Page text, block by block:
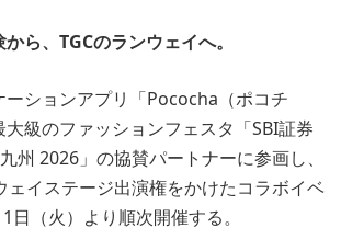
ら、TGCのランウェイへ。
ーションアプリ「Pococha（ポコチ
級のファッションフェスタ「SBI証券
州 2026」の協賛パートナーに参画し、
ェイステージ出演権をかけたコラボイベ
日（火）より順次開催する。